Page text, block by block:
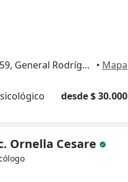
Comodoro Passio 459, General Rodríguez • Mapa
desde $ 30.000
Ornella Cesare